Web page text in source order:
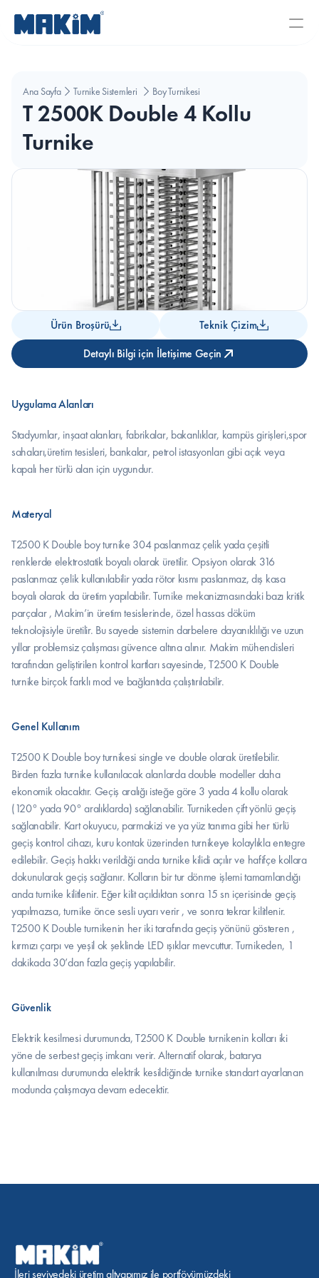
Ana Sayfa Turnike Sistemleri Boy Turnikesi
T 2500K Double 4 Kollu
Turnike
Ürün Broşürü
Teknik Çizim
Detaylı Bilgi için İletişime Geçin
Uygulama Alanları
Stadyumlar, inşaat alanları, fabrikalar, bakanlıklar, kampüs girişleri,spor
sahaları,üretim tesisleri, bankalar, petrol istasyonları gibi açık veya
kapalı her türlü alan için uygundur.
Materyal
T2500 K Double boy turnike 304 paslanmaz çelik yada çeşitli
renklerde elektrostatik boyalı olarak üretilir. Opsiyon olarak 316
paslanmaz çelik kullanılabilir yada rötor kısmı paslanmaz, dış kasa
boyalı olarak da üretim yapılabilir. Turnike mekanizmasındaki bazı kritik
parçalar , Makim’in üretim tesislerinde, özel hassas döküm
teknolojisiyle üretilir. Bu sayede sistemin darbelere dayanıklılığı ve uzun
yıllar problemsiz çalışması güvence altına alınır. Makim mühendisleri
tarafından geliştirilen kontrol kartları sayesinde, T2500 K Double
turnike birçok farklı mod ve bağlantıda çalıştırılabilir.
Genel Kullanım
T2500 K Double boy turnikesi single ve double olarak üretilebilir.
Birden fazla turnike kullanılacak alanlarda double modeller daha
ekonomik olacaktır. Geçiş aralığı isteğe göre 3 yada 4 kollu olarak
(120° yada 90° aralıklarda) sağlanabilir. Turnikeden çift yönlü geçiş
sağlanabilir. Kart okuyucu, parmakizi ve ya yüz tanıma gibi her türlü
geçiş kontrol cihazı, kuru kontak üzerinden turnikeye kolaylıkla entegre
edilebilir. Geçiş hakkı verildiği anda turnike kilidi açılır ve hafifçe kollara
dokunularak geçiş sağlanır. Kolların bir tur dönme işlemi tamamlandığı
anda turnike kilitlenir. Eğer kilit açıldıktan sonra 15 sn içerisinde geçiş
yapılmazsa, turnike önce sesli uyarı verir , ve sonra tekrar kilitlenir.
T2500 K Double turnikenin her iki tarafında geçiş yönünü gösteren ,
kırmızı çarpı ve yeşil ok şeklinde LED ışıklar mevcuttur. Turnikeden, 1
dakikada 30’dan fazla geçiş yapılabilir.
Güvenlik
Elektrik kesilmesi durumunda, T2500 K Double turnikenin kolları iki
yöne de serbest geçiş imkanı verir. Alternatif olarak, batarya
kullanılması durumunda elektrik kesildiğinde turnike standart ayarlanan
modunda çalışmaya devam edecektir.
İleri seviyedeki üretim altyapımız ile portföyümüzdeki